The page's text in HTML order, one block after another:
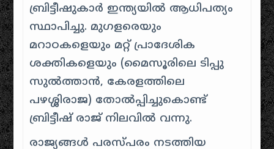
ബ്രിട്ടീഷുകാർ ഇന്ത്യയിൽ ആധിപത്യം
സ്ഥാപിച്ചു. മുഗളരെയും
മറാഠകളെയും മറ്റ് പ്രാദേശിക
ശക്തികളെയും (മൈസൂരിലെ ടിപ്പു
സുൽത്താൻ, കേരളത്തിലെ
പഴശ്ശിരാജ) തോൽപ്പിച്ചുകൊണ്ട്
ബ്രിട്ടീഷ് രാജ് നിലവിൽ വന്നു.
രാജ്യങ്ങൾ പരസ്പരം നടത്തിയ